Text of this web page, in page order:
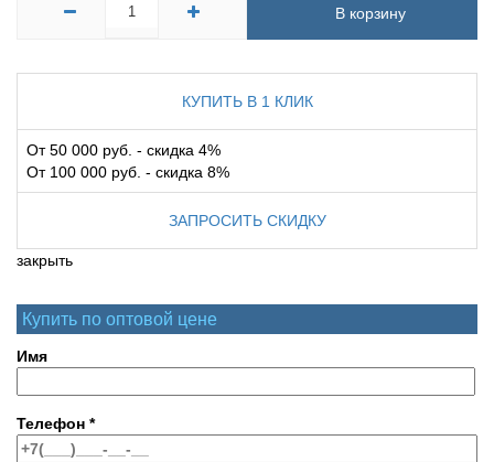
В корзину
КУПИТЬ В 1 КЛИК
От 50 000 руб. - скидка 4%
От 100 000 руб. - скидка 8%
ЗАПРОСИТЬ СКИДКУ
закрыть
Купить по оптовой цене
Имя
Телефон *